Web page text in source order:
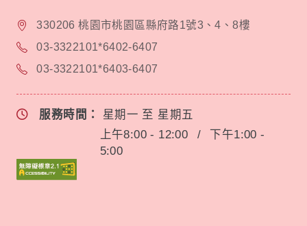
330206 桃園市桃園區縣府路1號3、4、8樓
03-3322101*6402-6407
03-3322101*6403-6407
服務時間： 星期一 至 星期五
上午8:00 - 12:00
/
下午1:00 -
5:00